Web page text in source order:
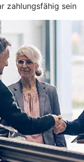
zahlungsfähig sein